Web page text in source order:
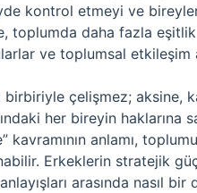
kontrol etmeyi ve
toplumda daha fazla
ve toplumsal etkileşim
birbiriyle çelişmez; aksine,
her bireyin haklarına
kavramının anlamı,
Erkeklerin stratejik güç
arasında nasıl